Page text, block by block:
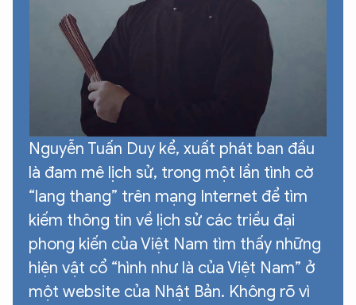
Nguyễn Tuấn Duy kể, xuất phát ban đầu
là đam mê lịch sử, trong một lần tình cờ
“lang thang” trên mạng Internet để tìm
kiếm thông tin về lịch sử các triều đại
phong kiến của Việt Nam tìm thấy những
hiện vật cổ “hình như là của Việt Nam” ở
một website của Nhật Bản. Không rõ vì